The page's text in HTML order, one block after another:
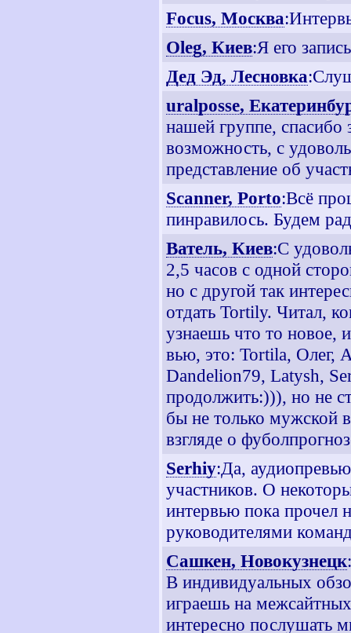
Focus, Москва
Oleg, Киев:Я его
Дед Эд, Лесновка
uralposse,
нашей группе,
возможность, с
представление об
Scanner, Porto:Всё
пинравилось. Будем
Ватель, Киев:С
2,5 часов с одной
но с другой так
отдать Tortilу. Читал,
узнаешь что то новое,
вью, это: Tortila, Олег,
Dandelion79, Latysh,
продолжить:))), но не
бы не только мужской
взгляде о
Serhiy:Да,
участников. О
интервью пока прочел
руководителями
Сашкен, Новокузнецк
В индивидуальных
играешь на
интересно послушать